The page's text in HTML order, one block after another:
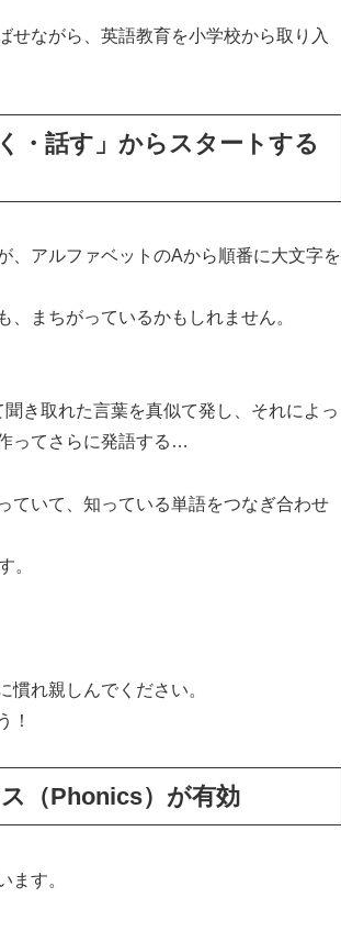
せながら、英語教育を小学校から取り入
・話す」からスタートする
、アルファベットのAから順番に大文字を
まちがっているかもしれません。
き取れた言葉を真似て発し、それによっ
ってさらに発語する…
ていて、知っている単語をつなぎ合わせ
。
れ親しんでください。
！
（Phonics）が有効
ます。